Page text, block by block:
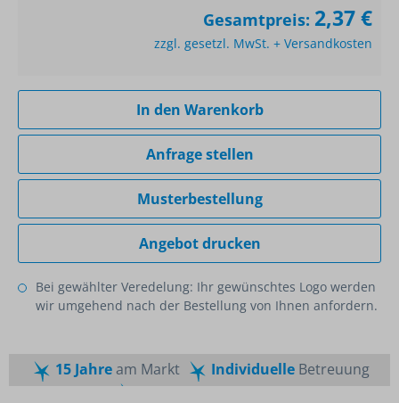
Gesamtpreis: 2,37 €
zzgl. gesetzl. MwSt. + Versandkosten
In den Warenkorb
Anfrage stellen
Musterbestellung
Angebot drucken
Bei gewählter Veredelung: Ihr gewünschtes Logo werden
wir umgehend nach der Bestellung von Ihnen anfordern.
15 Jahream Markt IndividuelleBetreuung